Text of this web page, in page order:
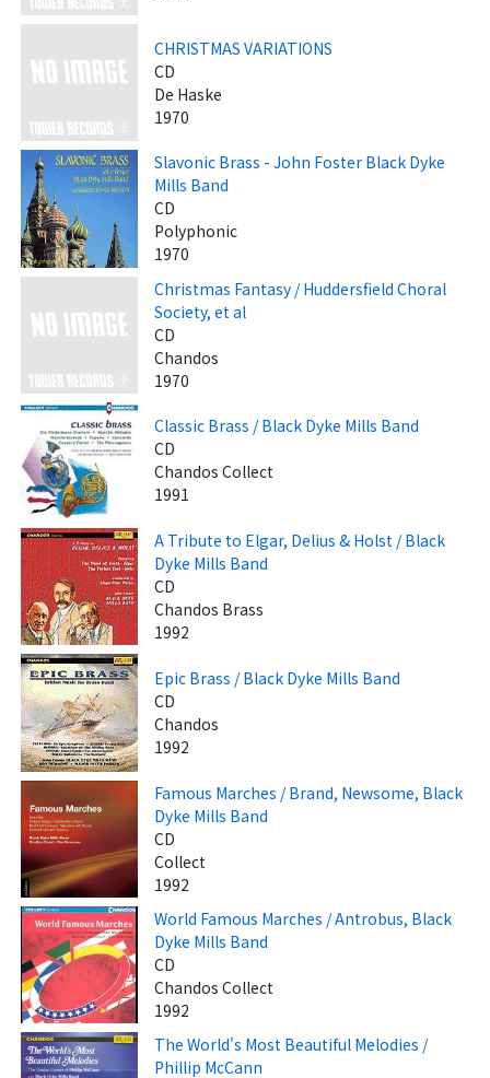
CHRISTMAS VARIATIONS
CD
De Haske
1970
Slavonic Brass - John Foster Black Dyke
Mills Band
CD
Polyphonic
1970
Christmas Fantasy / Huddersfield Choral
Society, et al
CD
Chandos
1970
Classic Brass / Black Dyke Mills Band
CD
Chandos Collect
1991
A Tribute to Elgar, Delius & Holst / Black
Dyke Mills Band
CD
Chandos Brass
1992
Epic Brass / Black Dyke Mills Band
CD
Chandos
1992
Famous Marches / Brand, Newsome, Black
Dyke Mills Band
CD
Collect
1992
World Famous Marches / Antrobus, Black
Dyke Mills Band
CD
Chandos Collect
1992
The World's Most Beautiful Melodies /
Phillip McCann